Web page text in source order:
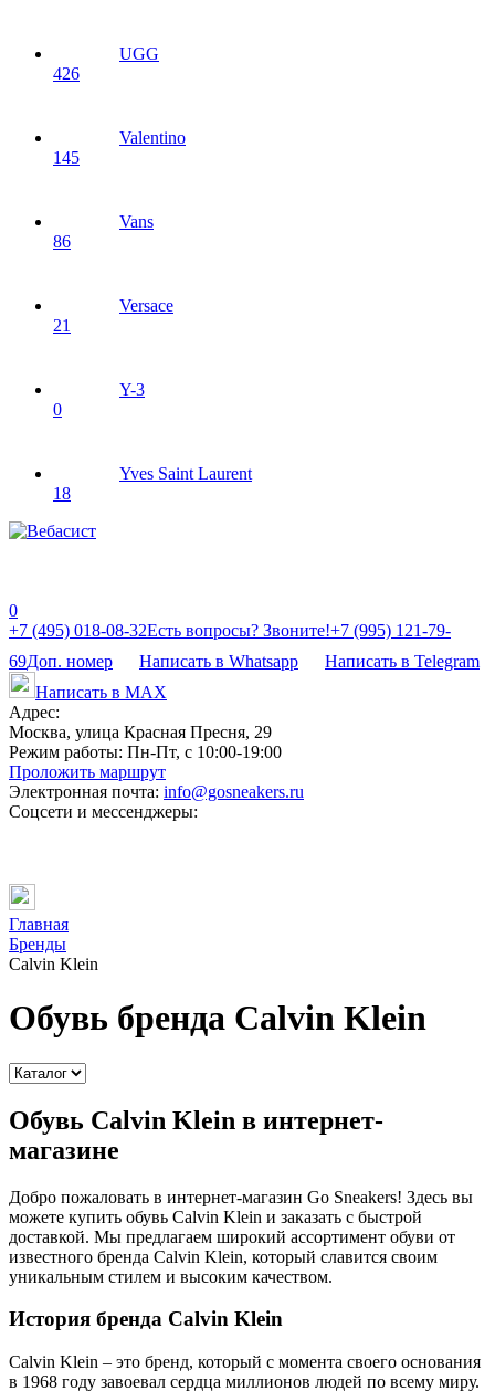
UGG
426
Valentino
145
Vans
86
Versace
21
Y-3
0
Yves Saint Laurent
18
0
+7 (495) 018-08-32Есть вопросы? Звоните!+7 (995) 121-79-
69Доп. номер Написать в Whatsapp
Написать в Telegram
Написать в MAX
Адрес:
Москва, улица Красная Пресня, 29
Режим работы: Пн-Пт, с 10:00-19:00
Проложить маршрут
Электронная почта: info@gosneakers.ru
Соцсети и мессенджеры:
Главная
Бренды
Calvin Klein
Обувь бренда Calvin Klein
Обувь Calvin Klein в интернет-
магазине
Добро пожаловать в интернет-магазин Go Sneakers! Здесь вы
можете купить обувь Calvin Klein и заказать с быстрой
доставкой. Мы предлагаем широкий ассортимент обуви от
известного бренда Calvin Klein, который славится своим
уникальным стилем и высоким качеством.
История бренда Calvin Klein
Calvin Klein – это бренд, который с момента своего основания
в 1968 году завоевал сердца миллионов людей по всему миру.